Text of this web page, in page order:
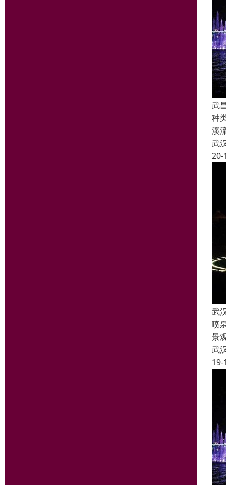
武
种
溪
武
20-
武
喷
景
武
19-